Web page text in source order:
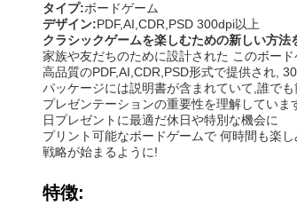
タイプ:ボードゲーム
デザイン:PDF,AI,CDR,PSD 300dpi以上
クラシックゲームを楽しむための新しい方法
家族や友だちのために設計された このボー
高品質のPDF,AI,CDR,PSD形式で提供され,
パッケージには説明書が含まれていて,誰で
プレゼンテーションの重要性を理解してい
日プレゼントに最適だ休日や特別な機会に
プリント可能なボードゲームで 何時間も楽
戦略が始まるように!
特徴: